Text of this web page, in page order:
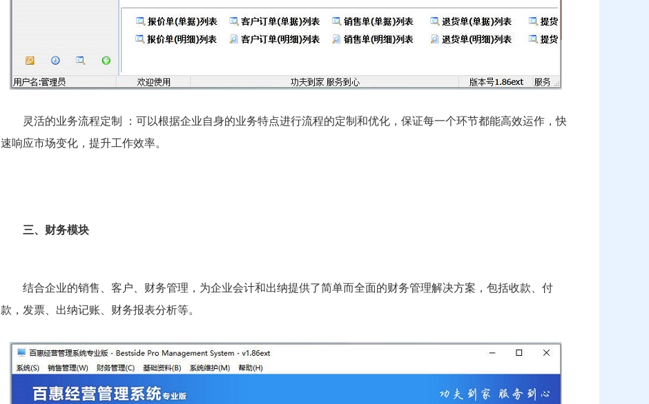
灵活的业务流程定制 ：可以根据企业自身的业务特点进行流程的定制和优化，保证每一个环节都能高效运作，快
速响应市场变化，提升工作效率。
三、财务模块
结合企业的销售、客户、财务管理，为企业会计和出纳提供了简单而全面的财务管理解决方案，包括收款、付
款，发票、出纳记账、财务报表分析等。